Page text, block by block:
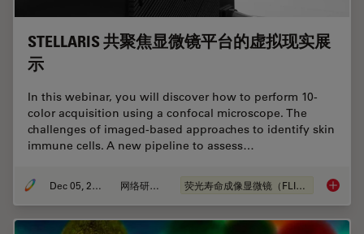
STELLARIS 共聚焦显微镜平台的虚拟现实展
示
In this webinar, you will discover how to perform 10-
color acquisition using a confocal microscope. The
challenges of imaged-based approaches to identify skin
immune cells. A new pipeline to assess…
Dec 05, 2022 网络研讨会 荧光寿命成像显微镜（FLIM）